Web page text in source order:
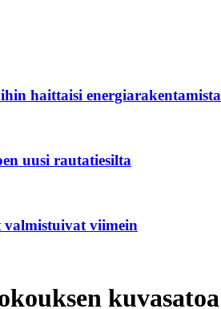
haittaisi energiarakentamista
uusi rautatiesilta
viimein
kuvasatoa